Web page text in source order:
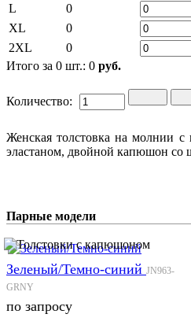
L
0
XL
0
2XL
0
Итого за 0 шт.: 0 руб.
Количество:
Женская толстовка на молнии
эластаном, двойной капюшон со
Парные модели
Зеленый/Темно-синий JN963-
GRNY
по запросу